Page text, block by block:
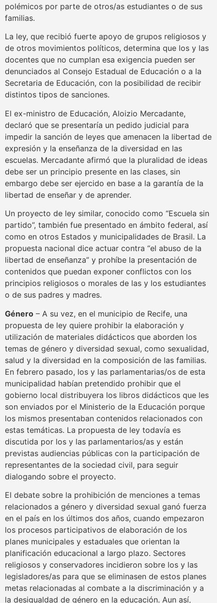
polémicos por parte de otros/as estudiantes o de sus
familias.
La ley, que recibió fuerte apoyo de grupos religiosos y
de otros movimientos políticos, determina que los y las
docentes que no cumplan esa exigencia pueden ser
denunciados al Consejo Estadual de Educación o a la
Secretaria de Educación, con la posibilidad de recibir
distintos tipos de sanciones.
El ex-ministro de Educación, Aloizio Mercadante,
declaró que se presentaría un pedido judicial para
impedir la sanción de leyes que amenacen la libertad de
expresión y la enseñanza de la diversidad en las
escuelas. Mercadante afirmó que la pluralidad de ideas
debe ser un principio presente en las clases, sin
embargo debe ser ejercido en base a la garantía de la
libertad de enseñar y de aprender.
Un proyecto de ley similar, conocido como “Escuela sin
partido”, también fue presentado en ámbito federal, así
como en otros Estados y municipalidades de Brasil. La
propuesta nacional dice actuar contra “el abuso de la
libertad de enseñanza” y prohíbe la presentación de
contenidos que puedan exponer conflictos con los
principios religiosos o morales de las y los estudiantes
o de sus padres y madres.
Género – A su vez, en el municipio de Recife, una
propuesta de ley quiere prohibir la elaboración y
utilización de materiales didácticos que aborden los
temas de género y diversidad sexual, como sexualidad,
salud y la diversidad en la composición de las familias.
En febrero pasado, los y las parlamentarias/os de esta
municipalidad habían pretendido prohibir que el
gobierno local distribuyera los libros didácticos que les
son enviados por el Ministerio de la Educación porque
los mismos presentaban contenidos relacionados con
estas temáticas. La propuesta de ley todavía es
discutida por los y las parlamentarios/as y están
previstas audiencias públicas con la participación de
representantes de la sociedad civil, para seguir
dialogando sobre el proyecto.
El debate sobre la prohibición de menciones a temas
relacionados a género y diversidad sexual ganó fuerza
en el país en los últimos dos años, cuando empezaron
los procesos participativos de elaboración de los
planes municipales y estaduales que orientan la
planificación educacional a largo plazo. Sectores
religiosos y conservadores incidieron sobre los y las
legisladores/as para que se eliminasen de estos planes
metas relacionadas al combate a la discriminación y a
la desigualdad de género en la educación. Aun así,